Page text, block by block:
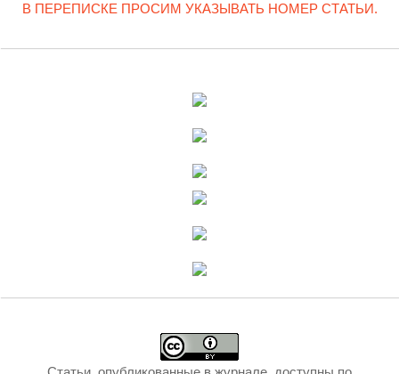
В ПЕРЕПИСКЕ ПРОСИМ УКАЗЫВАТЬ НОМЕР СТАТЬИ.